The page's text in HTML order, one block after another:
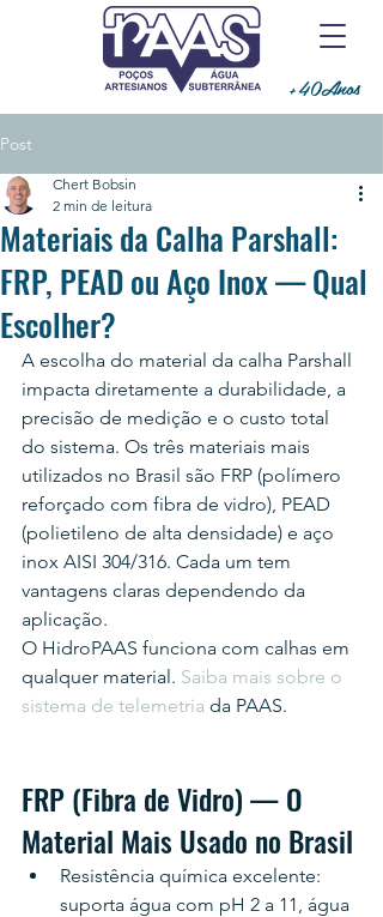
+40Anos
Post
Materiais da Calha Parshall:
FRP, PEAD ou Aço Inox — Qual
Escolher?
Chert Bobsin
2 min de leitura
A escolha do material da calha Parshall
impacta diretamente a durabilidade, a
precisão de medição e o custo total
do sistema. Os três materiais mais
utilizados no Brasil são FRP (polímero
reforçado com fibra de vidro), PEAD
(polietileno de alta densidade) e aço
inox AISI 304/316. Cada um tem
vantagens claras dependendo da
aplicação.
O HidroPAAS funciona com calhas em
qualquer material. Saiba mais sobre o
sistema de telemetria da PAAS.
FRP (Fibra de Vidro) — O
Material Mais Usado no Brasil
Resistência química excelente:
suporta água com pH 2 a 11, água